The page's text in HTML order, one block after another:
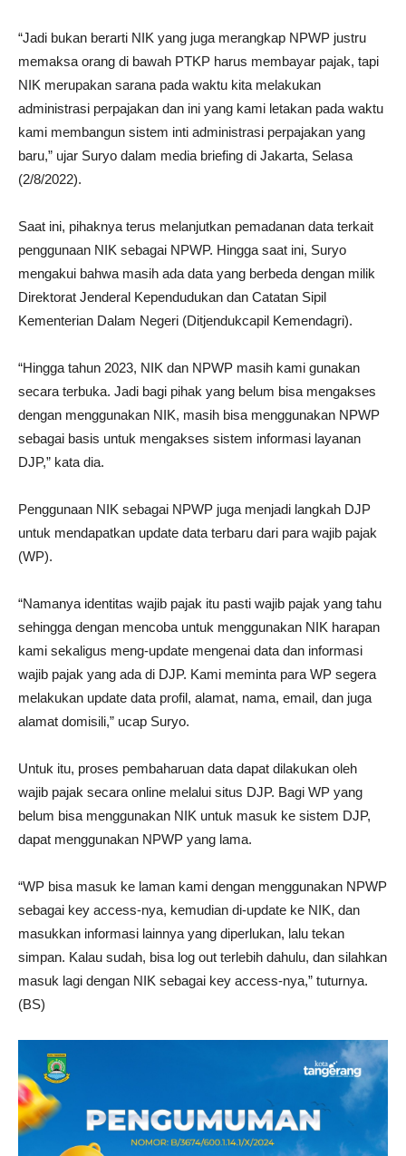
“Jadi bukan berarti NIK yang juga merangkap NPWP justru
memaksa orang di bawah PTKP harus membayar pajak, tapi
NIK merupakan sarana pada waktu kita melakukan
administrasi perpajakan dan ini yang kami letakan pada waktu
kami membangun sistem inti administrasi perpajakan yang
baru,” ujar Suryo dalam media briefing di Jakarta, Selasa
(2/8/2022).
Saat ini, pihaknya terus melanjutkan pemadanan data terkait
penggunaan NIK sebagai NPWP. Hingga saat ini, Suryo
mengakui bahwa masih ada data yang berbeda dengan milik
Direktorat Jenderal Kependudukan dan Catatan Sipil
Kementerian Dalam Negeri (Ditjendukcapil Kemendagri).
“Hingga tahun 2023, NIK dan NPWP masih kami gunakan
secara terbuka. Jadi bagi pihak yang belum bisa mengakses
dengan menggunakan NIK, masih bisa menggunakan NPWP
sebagai basis untuk mengakses sistem informasi layanan
DJP,” kata dia.
Penggunaan NIK sebagai NPWP juga menjadi langkah DJP
untuk mendapatkan update data terbaru dari para wajib pajak
(WP).
“Namanya identitas wajib pajak itu pasti wajib pajak yang tahu
sehingga dengan mencoba untuk menggunakan NIK harapan
kami sekaligus meng-update mengenai data dan informasi
wajib pajak yang ada di DJP. Kami meminta para WP segera
melakukan update data profil, alamat, nama, email, dan juga
alamat domisili,” ucap Suryo.
Untuk itu, proses pembaharuan data dapat dilakukan oleh
wajib pajak secara online melalui situs DJP. Bagi WP yang
belum bisa menggunakan NIK untuk masuk ke sistem DJP,
dapat menggunakan NPWP yang lama.
“WP bisa masuk ke laman kami dengan menggunakan NPWP
sebagai key access-nya, kemudian di-update ke NIK, dan
masukkan informasi lainnya yang diperlukan, lalu tekan
simpan. Kalau sudah, bisa log out terlebih dahulu, dan silahkan
masuk lagi dengan NIK sebagai key access-nya,” tuturnya.
(BS)